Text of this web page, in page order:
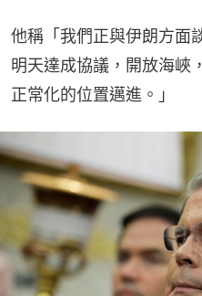
他稱「我們正與伊朗方面
明天達成協議，開放海峽
正常化的位置邁進。」